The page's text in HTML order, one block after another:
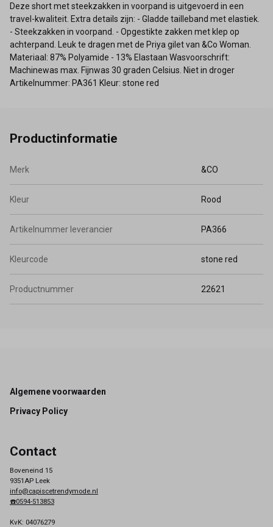
Deze short met steekzakken in voorpand is uitgevoerd in een
travel-kwaliteit. Extra details zijn: - Gladde tailleband met elastiek.
- Steekzakken in voorpand. - Opgestikte zakken met klep op
achterpand. Leuk te dragen met de Priya gilet van &Co Woman.
Materiaal: 87% Polyamide - 13% Elastaan Wasvoorschrift:
Machinewas max. Fijnwas 30 graden Celsius. Niet in droger
Artikelnummer: PA361 Kleur: stone red
Productinformatie
Merk &CO
Kleur Rood
Artikelnummer leverancier PA366
Kleurcode stone red
Productnummer 22621
Footer
Algemene voorwaarden
Privacy Policy
Contact
Boveneind 15
9351AP Leek
info@capiscetrendymode.nl
☎️0594-513853
KvK: 04076279